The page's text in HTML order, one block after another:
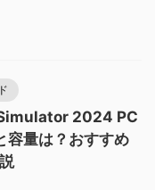
2024 PC
容量は？おすすめ